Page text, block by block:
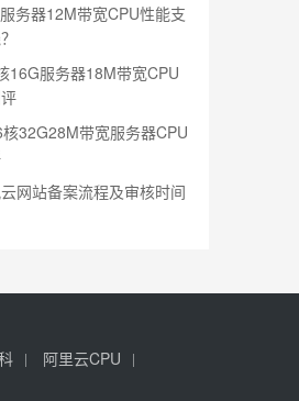
务器12M带宽CPU性能支
16G服务器18M带宽CPU
32G28M带宽服务器CPU
网站备案流程及审核时间
阿里云CPU